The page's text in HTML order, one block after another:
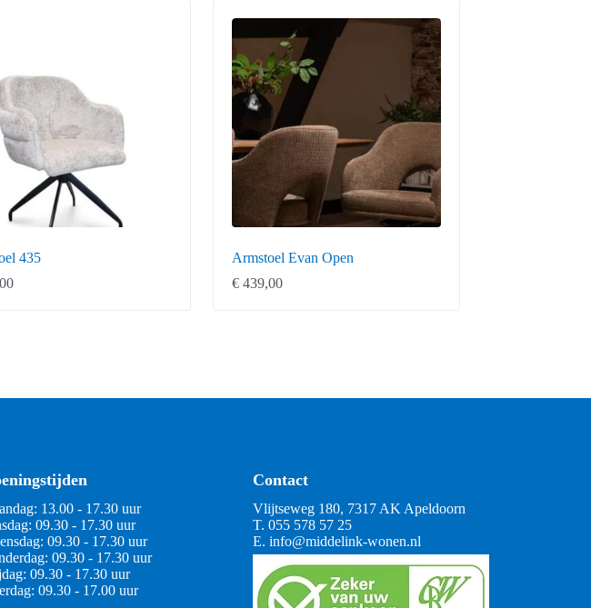
435
Armstoel Evan Open
€ 439,00
13.00 - 17.30 uur
09.30 - 17.30 uur
09.30 - 17.30 uur
09.30 - 17.30 uur
09.30 - 17.30 uur
09.30 - 17.00 uur
Contact
Vlijtseweg 180, 7317 AK Apeldoorn
T. 055 578 57 25
E. info@middelink-wonen.nl